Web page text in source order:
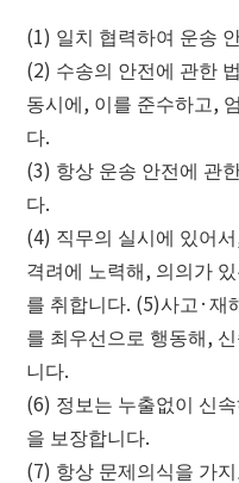
(1) 일치 협력하여 운송
(2) 수송의 안전에 관한
동시에, 이를 준수하고,
다.
(3) 항상 운송 안전에 관
다.
(4) 직무의 실시에 있어
격려에 노력해, 의의가
를 취합니다. (5)사고·재
를 최우선으로 행동해,
니다.
(6) 정보는 누출없이 신
을 보장합니다.
(7) 항상 문제의식을 가